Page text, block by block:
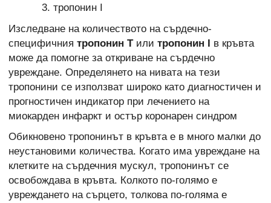
тропонин I
Изследване на количеството на сърдечно-
специфичния тропонин Тили тропонин I в кръвта
може да помогне за откриване на сърдечно
увреждане. Определянето на нивата на тези
тропонини се използват широко като диагностичен и
прогностичен индикатор при лечението на
миокарден инфаркт и остър коронарен синдром
Обикновено тропонинът в кръвта е в много малки до
неустановими количества. Когато има увреждане на
клетките на сърдечния мускул, тропонинът се
освобождава в кръвта. Колкото по-голямо е
увреждането на сърцето, толкова по-голяма е